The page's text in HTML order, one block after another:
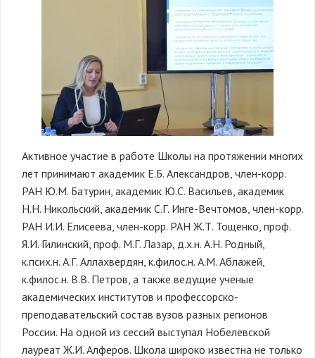
Активное участие в работе Школы на протяжении многих
лет принимают академик Е.Б. Александров, член-корр.
РАН Ю.М. Батурин, академик Ю.С. Васильев, академик
Н.Н. Никольский, академик С.Г. Инге-Вечтомов, член-корр.
РАН И.И. Елисеева, член-корр. РАН Ж.Т. Тощенко, проф.
Я.И. Гилинский, проф. М.Г. Лазар, д.х.н. А.Н. Родный,
к.псих.н. А.Г. Аллахвердян, к.филос.н. А.М. Аблажей,
к.филос.н. В.В. Петров, а также ведущие ученые
академических институтов и профессорско-
преподавательский состав вузов разных регионов
России. На одной из сессий выступал Нобелевской
лауреат Ж.И. Алферов. Школа широко известна не только